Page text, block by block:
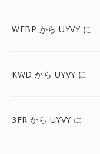
WEBP から UYVY に
KWD から UYVY に
3FR から UYVY に